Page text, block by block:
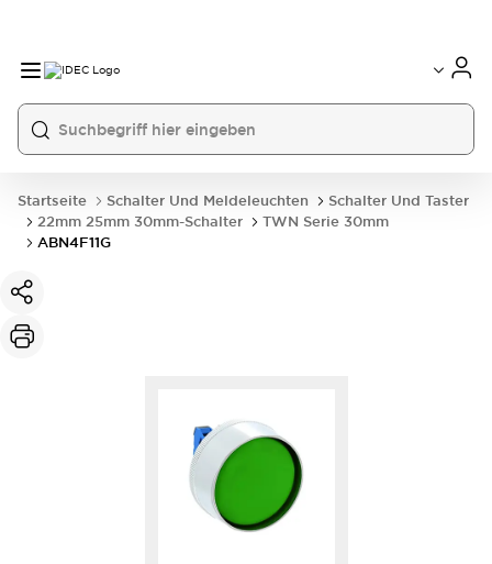
Startseite Schalter Und Meldeleuchten
Schalter Und Taster
22mm 25mm 30mm-Schalter
TWN Serie 30mm
ABN4F11G